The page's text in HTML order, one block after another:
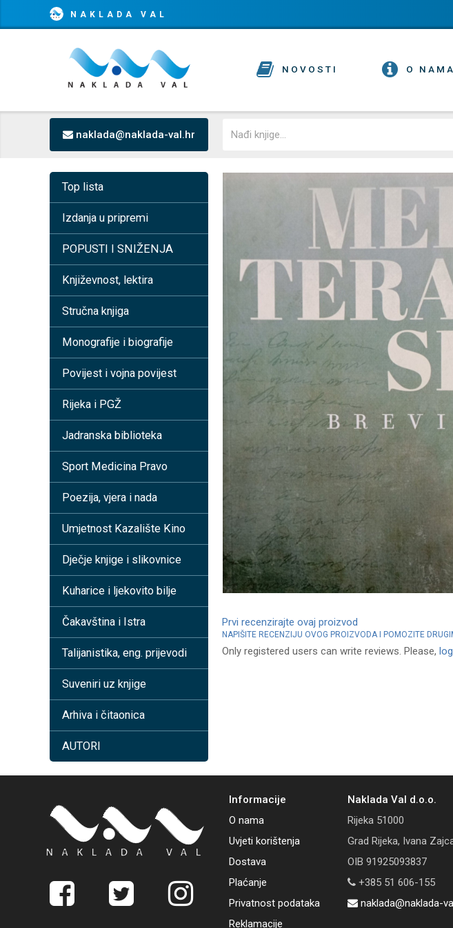
NAKLADA VAL
NOVOSTI O NAMA
naklada@naklada-val.hr
Prvi recenzirajte ovaj proizvod
NAPIŠITE RECENZIJU OVOG PROIZVODA I POMOZITE
Only registered users can write reviews. Please,
Top lista
Izdanja u pripremi
POPUSTI I SNIŽENJA
Književnost, lektira
Stručna knjiga
Monografije i biografije
Povijest i vojna povijest
Rijeka i PGŽ
Jadranska biblioteka
Sport Medicina Pravo
Poezija, vjera i nada
Umjetnost Kazalište Kino
Dječje knjige i slikovnice
Kuharice i ljekovito bilje
Čakavština i Istra
Talijanistika, eng. prijevodi
Suveniri uz knjige
Arhiva i čitaonica
AUTORI
Informacije
O nama
Uvjeti korištenja
Dostava
Plaćanje
Privatnost podataka
Reklamacije
Naklada Val d.o.o.
Rijeka 51000
Grad Rijeka, Ivana
OIB 91925093837
+385 51 606-155
naklada@naklada-